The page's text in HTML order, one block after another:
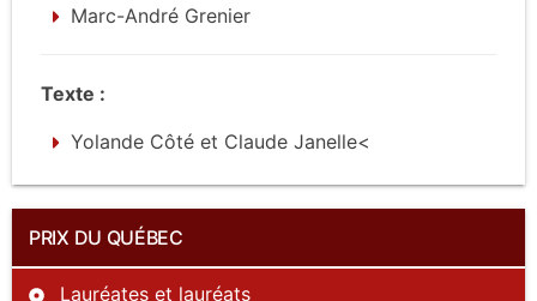
PRIX DU QUÉBEC
Lauréates et lauréats
Marc-André Grenier
Texte :
Yolande Côté et Claude Janelle<